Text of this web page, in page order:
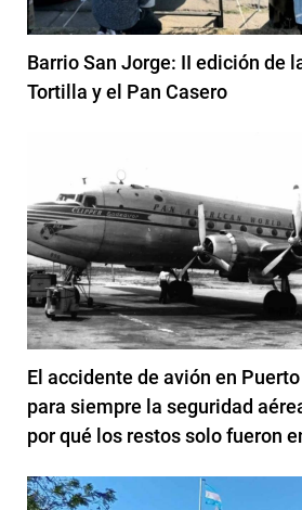
Barrio San Jorge: II edición de
Tortilla y el Pan Casero
El accidente de avión en
para siempre la seguridad
por qué los restos solo fueron